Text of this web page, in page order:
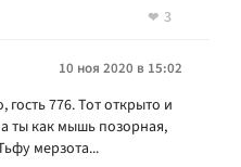
3
10 ноя 2020 в 15:02
776. Тот открыто и
ты как мышь позорная,
мерзота...